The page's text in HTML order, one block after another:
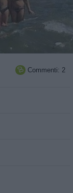
 Commenti: 2